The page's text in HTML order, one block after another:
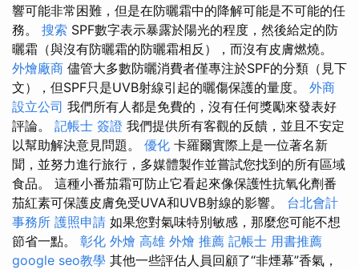
響可能非常困難，但是在防曬霜中的降解可能是不可能的任
務。 搜索 SPF數字表示暴露於陽光的程度，然後給定的防
曬霜（與沒有防曬霜的防曬霜相反），而沒有皮膚燃燒。
外燴廠商 儘管大多數防曬消費者僅專注於SPF的分類（見下
文），但SPF只是UVB射線引起的曬傷保護的量度。 外商
設立公司 我們所有人都是免費的，沒有任何獎勵來發表好
評論。 記帳士 簽證 我們提供所有客觀的反饋，並且不安定
以幫助解決意見問題。 優化 卡羅爾實際上是一位著名新
聞，並努力進行旅行，多媒體製作並嘗試您找到的所有區域
食品。 這種小番茄霜可防止它看起來像保護性抗氧化劑番
茄紅素可保護皮膚免受UVA和UVB射線的影響。 台北會計
事務所 護照申請 如果您對氣味特別敏感，那麼您可能不想
節省一點。 彰化 外燴 高雄 外燴 推薦 記帳士 用書推薦
google seo教學 其他一些評估人員回顧了“非煙幕”香氣，